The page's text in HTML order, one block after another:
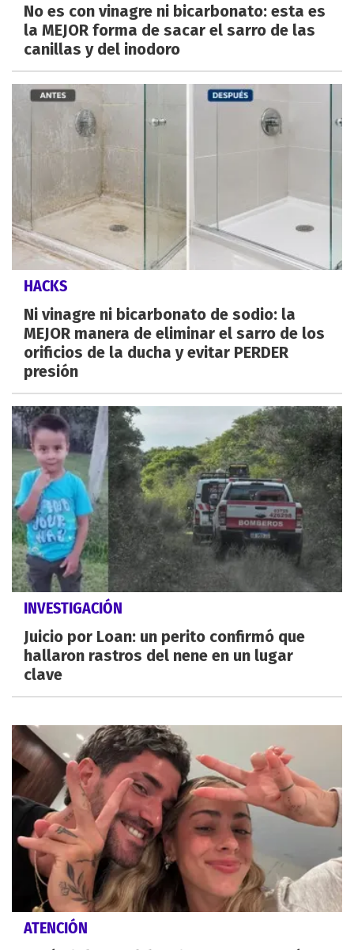
No es con vinagre ni bicarbonato: esta es
la MEJOR forma de sacar el sarro de las
canillas y del inodoro
HACKS
Ni vinagre ni bicarbonato de sodio: la
MEJOR manera de eliminar el sarro de los
orificios de la ducha y evitar PERDER
presión
INVESTIGACIÓN
Juicio por Loan: un perito confirmó que
hallaron rastros del nene en un lugar
clave
ATENCIÓN